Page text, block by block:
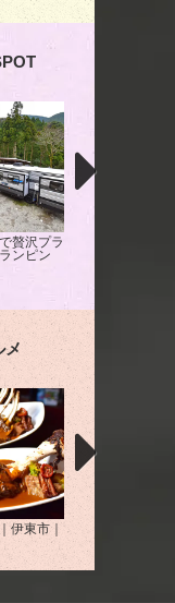
贅沢プラ
ンピン
メ
伊東市｜
OCO｜下田市｜